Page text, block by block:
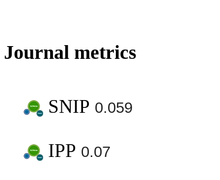
Journal metrics
SNIP 0.059
IPP 0.07